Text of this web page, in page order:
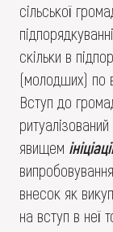
сільської
скільки в
(молодших) по
Вступ до
явищем
внесок як
на вступ в неї